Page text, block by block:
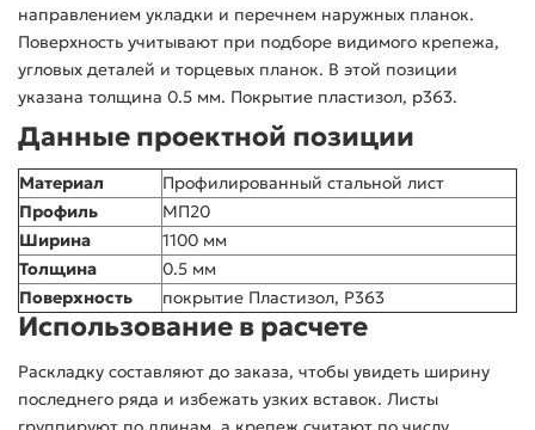
направлением укладки и перечнем наружных планок.
Поверхность учитывают при подборе видимого крепежа,
угловых деталей и торцевых планок. В этой позиции
указана толщина 0.5 мм. Покрытие пластизол, p363.
Данные проектной позиции
Материал
Профилированный стальной лист
Профиль
МП20
Ширина
1100 мм
Толщина
0.5 мм
Поверхность
покрытие Пластизол, P363
Использование в расчете
Раскладку составляют до заказа, чтобы увидеть ширину
последнего ряда и избежать узких вставок. Листы